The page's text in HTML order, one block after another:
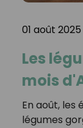
01 août 2025
Les
mois
En août, les
légumes